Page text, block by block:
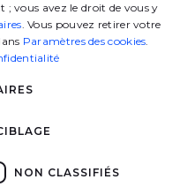
vous avez le droit de vous y
. Vous pouvez retirer votre
Paramètres des cookies.
NON CLASSIFIÉS